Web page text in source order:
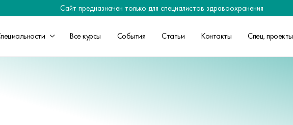
Сайт предназначен только для специалистов здравоохранения
Все курсы События Статьи Контакты Спец. проекты